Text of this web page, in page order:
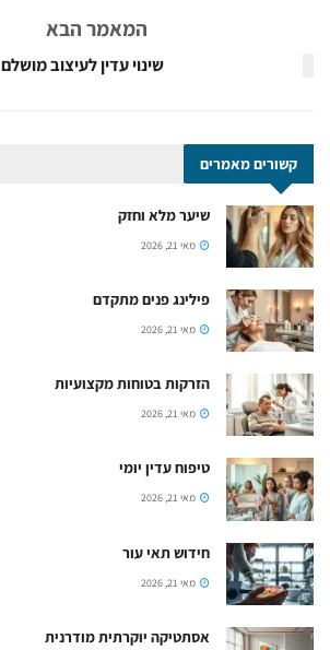
המאמר הבא
שינוי עדין לעיצוב מושלם
קשוריםמאמרים
שיער מלא וחזק
מאי 21, 2026
פילינג פנים מתקדם
מאי 21, 2026
הזרקות בטוחות מקצועיות
מאי 21, 2026
טיפוח עדין יומי
מאי 21, 2026
חידוש תאי עור
מאי 21, 2026
אסתטיקה יוקרתית מודרנית